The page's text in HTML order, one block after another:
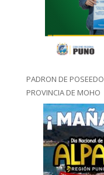
PADRON DE
PROVINCIA DE MOHO